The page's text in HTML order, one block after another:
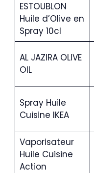
ESTOUBLON
Huile d’Olive en
Spray 10cl
AL JAZIRA OLIVE
OIL
Spray Huile
Cuisine IKEA
Vaporisateur
Huile Cuisine
Action